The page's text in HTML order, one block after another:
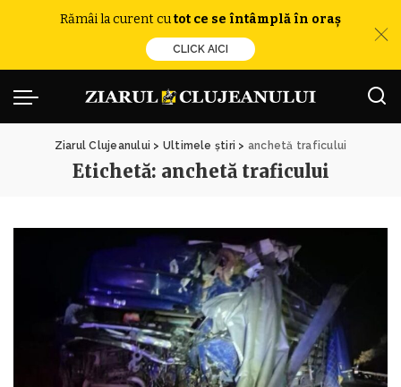
Rămâi la curent cutot ce se întâmplă în oraș
CLICK AICI
Ziarul Clujeanului > Ultimele știri > anchetă traficului
Etichetă: anchetă traficului